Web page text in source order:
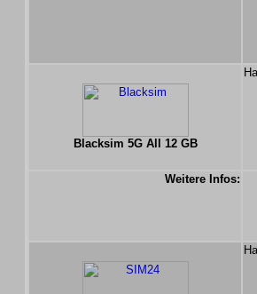
Blacksim 5G All 12 GB
Weitere Infos: